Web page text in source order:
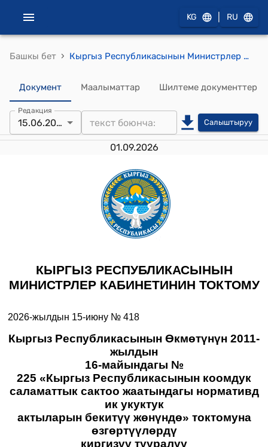
KG RU
Башкы бет › Кыргыз Республикасынын Министрлер Кабинетинин 2026-жылдын 15-июнундагы № 418 "Кыргыз Республикасынын Өкмөтүнүн 2011-жылдын 16-майындагы № 225 "Кыргыз Республикасынын коомдук саламаттык сактоо жаатындагы нормативдик укуктук актыларын бекитүү жөнүндө" токтомуна өзгөртүүлөрдү киргизүү тууралуу" токтому
Документ Маалыматтар Шилтеме документтер
Редакция
15.06.2026 Салыштыруу
01.09.2026